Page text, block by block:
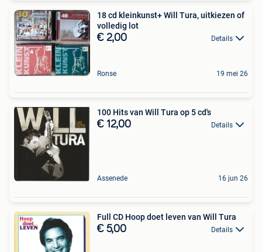
18 cd kleinkunst+ Will Tura, uitkiezen of
volledig lot
€ 2,00 Details
Ronse 19 mei 26
100 Hits van Will Tura op 5 cd's
€ 12,00 Details
Assenede 16 jun 26
Full CD Hoop doet leven van Will Tura
€ 5,00 Details